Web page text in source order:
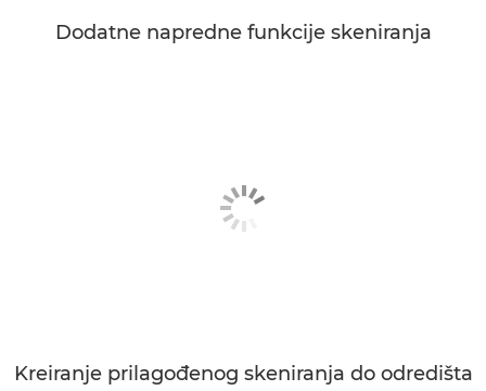
Dodatne napredne funkcije skeniranja
Kreiranje prilagođenog skeniranja do odredišta